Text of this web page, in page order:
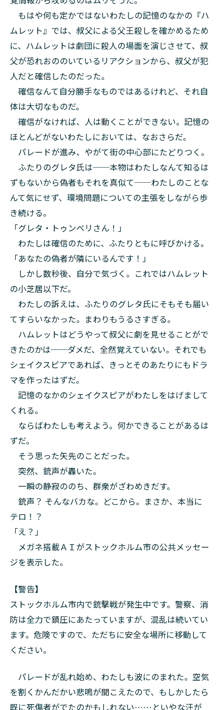
もはや何も定かではないわたしの記憶のなかの『ハ
ムレット』では、叔父による父王殺しを確かめるため
に、ハムレットは劇団に殺人の場面を演じさせて、叔
父が恐れおののいているリアクションから、叔父が犯
人だと確信したのだった。
確信なんて自分勝手なものではあるけれど、それ自
体は大切なものだ。
確信がなければ、人は動くことができない。記憶の
ほとんどがないわたしにおいては、なおさらだ。
パレードが進み、やがて街の中心部にたどりつく。
ふたりのグレタ氏は──本物はわたしなんて知るは
ずもないから偽者もそれを真似て──わたしのことな
んて気にせず、環境問題についての主張をしながら歩
き続ける。
「グレタ・トゥンベリさん！」
わたしは確信のために、ふたりともに呼びかける。
「あなたの偽者が隣にいるんです！」
しかし数秒後、自分で気づく。これではハムレット
の小芝居以下だ。
わたしの訴えは、ふたりのグレタ氏にそもそも届い
てすらいなかった。まわりもうるさすぎる。
ハムレットはどうやって叔父に劇を見せることがで
きたのかは──ダメだ、全然覚えていない。それでも
シェイクスピアであれば、きっとそのあたりにもドラ
マを作ったはずだ。
記憶のなかのシェイクスピアがわたしをはげまして
くれる。
ならばわたしも考えよう。何かできることがあるは
ずだ。
そう思った矢先のことだった。
突然、銃声が轟いた。
一瞬の静寂ののち、群衆がざわめきだす。
銃声？ そんなバカな。どこから。まさか、本当に
テロ！？
「え？」
メガネ搭載ＡＩがストックホルム市の公共メッセー
ジを表示した。
【警告】
ストックホルム市内で銃撃戦が発生中です。警察、消
防は全力で鎮圧にあたっていますが、混乱は続いてい
ます。危険ですので、ただちに安全な場所に移動して
ください。
パレードが乱れ始め、わたしも波にのまれた。空気
を割くかんだかい悲鳴が聞こえたので、もしかしたら
既に死傷者がでたのかもしれない……といやな汗が